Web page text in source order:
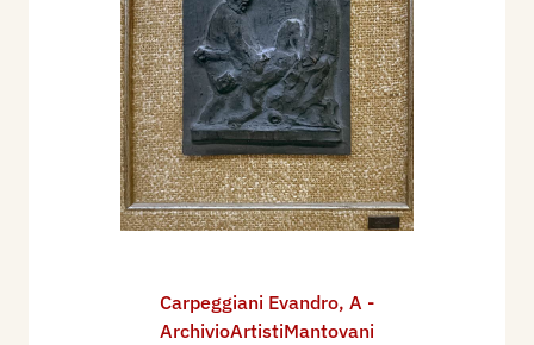
Carpeggiani Evandro, A -
ArchivioArtistiMantovani